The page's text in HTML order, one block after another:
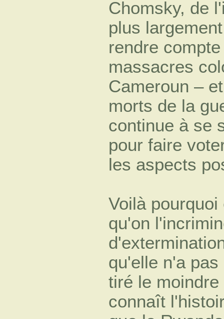
Chomsky, de
plus
rendre
massacres
Cameroun –
morts de la
continue à se
pour faire
les aspects
Voilà
qu'on
qu'elle n'a
tiré le
connaît